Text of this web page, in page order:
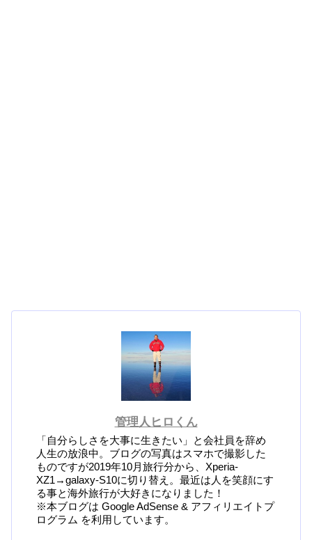
管理人ヒロくん
「自分らしさを大事に生きたい」と会社員を辞め
人生の放浪中。ブログの写真はスマホで撮影した
ものですが2019年10月旅行分から、Xperia-
XZ1→galaxy-S10に切り替え。最近は人を笑顔にす
る事と海外旅行が大好きになりました！
※本ブログは Google AdSense & アフィリエイトプ
ログラム を利用しています。